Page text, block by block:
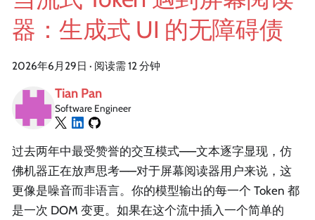
器：生成式 UI 的无障碍债
2026年6月29日 · 阅读需 12 分钟
Tian Pan
Software Engineer
过去两年中最受赞誉的交互模式——文本逐字显现，仿
佛机器正在放声思考——对于屏幕阅读器用户来说，这
更像是噪音而非语言。你的模型输出的每一个 Token 都
是一次 DOM 变更。如果在这个流中插入一个简单的